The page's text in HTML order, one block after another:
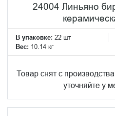
24004 Линьяно
В упаковке: 22 шт
Вес: 10.14 кг
Товар снят с
уточняйте у